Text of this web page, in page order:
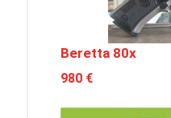
Beretta 80x
980 €